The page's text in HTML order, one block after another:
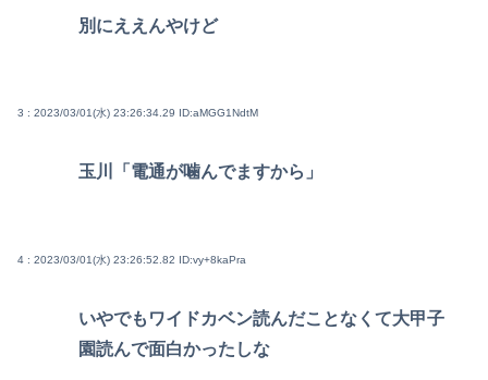
別にええんやけど
3 : 2023/03/01(水) 23:26:34.29 ID:aMGG1NdtM
玉川「電通が噛んでますから」
4 : 2023/03/01(水) 23:26:52.82 ID:vy+8kaPra
いやでもワイドカベン読んだことなくて大甲子
園読んで面白かったしな